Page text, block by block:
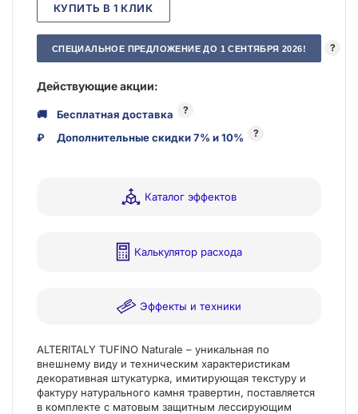
КУПИТЬ В 1 КЛИК
СПЕЦИАЛЬНОЕ ПРЕДЛОЖЕНИЕ ДО 1 СЕНТЯБРЯ 2026! ?
Действующие акции:
🚚 Бесплатная доставка ?
₽ Дополнительные скидки 7% и 10% ?
Каталог эффектов
Калькулятор расхода
Эффекты и техники
ALTERITALY TUFINO Naturale – уникальная по
внешнему виду и техническим характеристикам
декоративная штукатурка, имитирующая текстуру и
фактуру натурального камня травертин, поставляется
в комплекте с матовым защитным лессирующим